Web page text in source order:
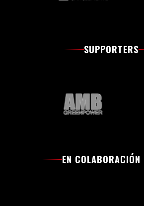
SUPPORTERS
EN COLABORACIÓN